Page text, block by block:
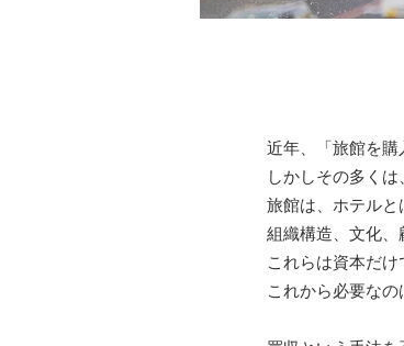
近年、「旅館を購
しかしその多く
旅館は、ホテルと
組織構造、文化、
これらは資本だけ
これから必要なの